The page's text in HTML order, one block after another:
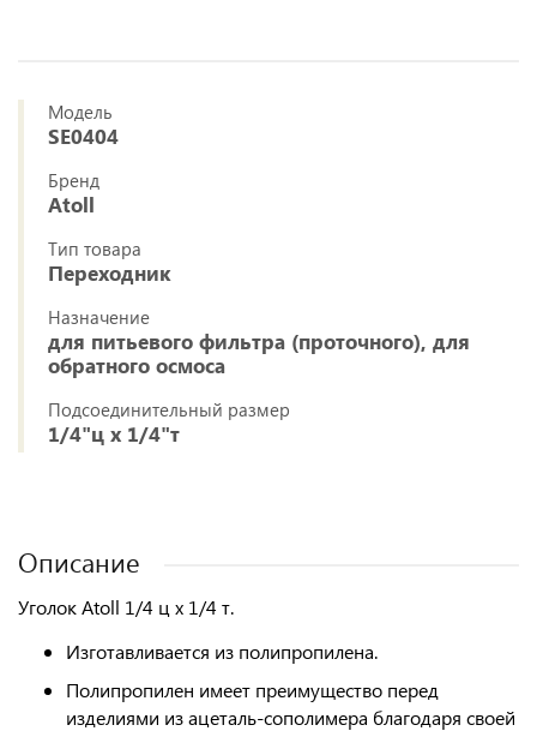
Модель
SE0404
Бренд
Atoll
Тип товара
Переходник
Назначение
для питьевого фильтра (проточного), для
обратного осмоса
Подсоединительный размер
1/4"ц x 1/4"т
Описание
Уголок Atoll 1/4 ц х 1/4 т.
Изготавливается из полипропилена.
Полипропилен имеет преимущество перед
изделиями из ацеталь-сополимера благодаря своей